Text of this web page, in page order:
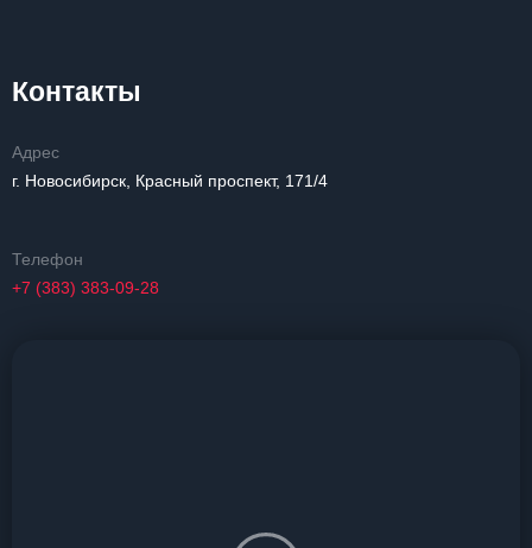
Контакты
Адрес
г. Новосибирск, Красный проспект, 171/4
Телефон
+7 (383) 383-09-28